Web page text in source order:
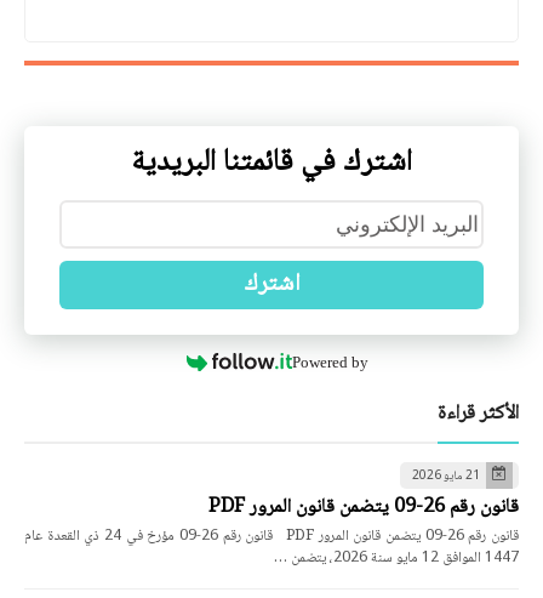
اشترك في قائمتنا البريدية
اشترك
Powered by
الأكثر قراءة
21 مايو 2026
قانون رقم 26-09 يتضمن قانون المرور PDF
قانون رقم 26-09 يتضمن قانون المرور PDF قانون رقم 26-09 مؤرخ في 24 ذي القعدة عام
1447 الموافق 12 مايو سنة 2026، يتضمن …